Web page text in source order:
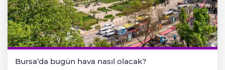
Bursa’da bugün hava nasıl olacak?